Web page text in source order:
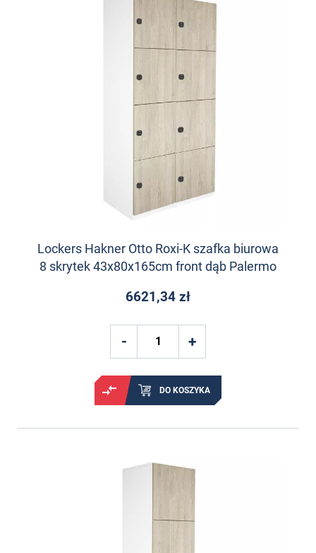
Lockers Hakner Otto Roxi-K szafka biurowa
8 skrytek 43x80x165cm front dąb Palermo
6621,34 zł
DO KOSZYKA